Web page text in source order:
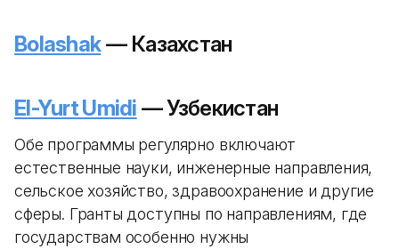
Bolashak— Казахстан
El-Yurt Umidi — Узбекистан
Обе программы регулярно включают
естественные науки, инженерные направления,
сельское хозяйство, здравоохранение и другие
сферы. Гранты доступны по направлениям, где
государствам особенно нужны